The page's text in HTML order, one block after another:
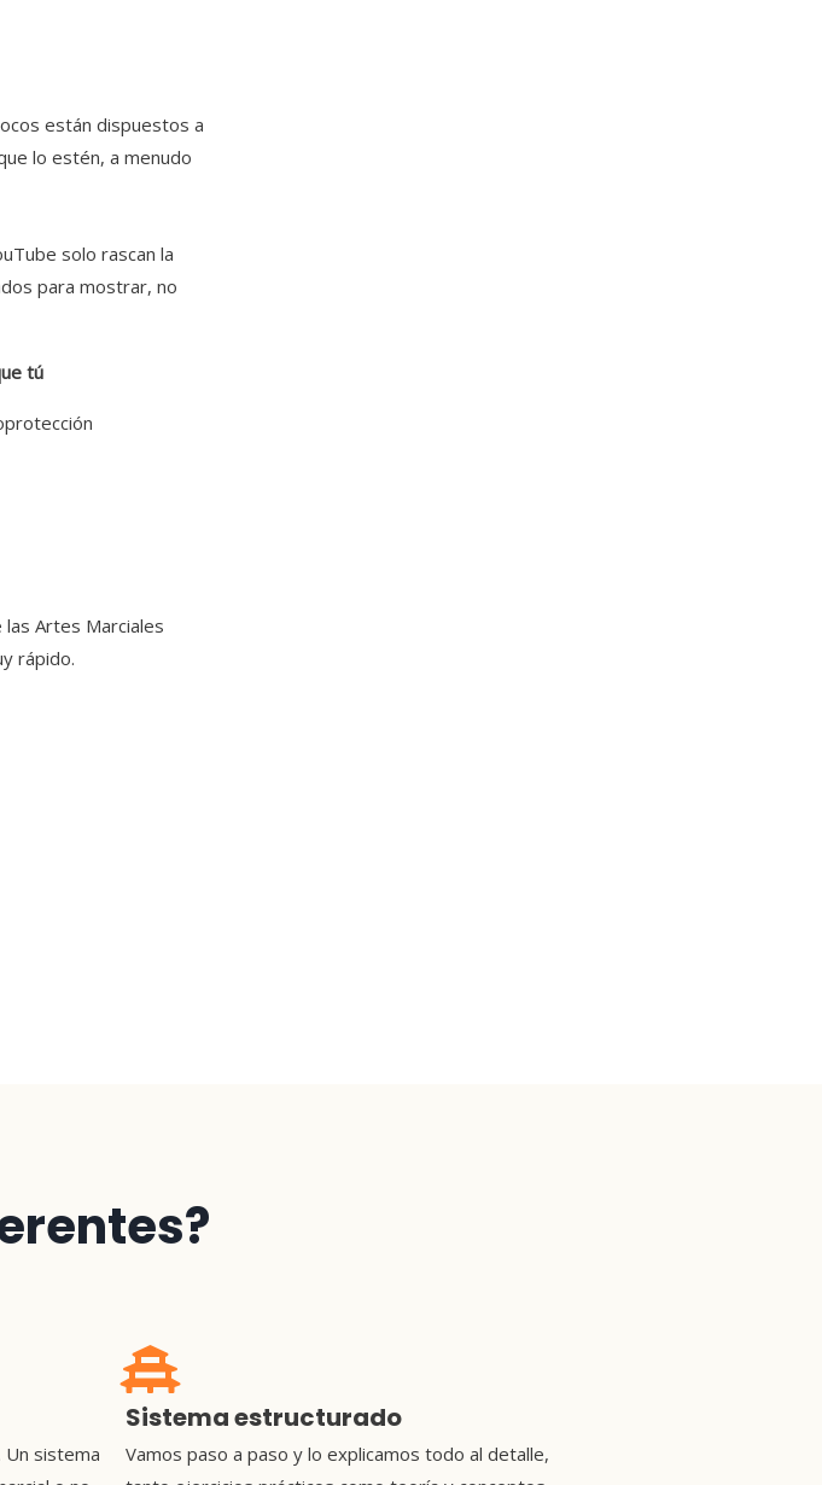
están dispuestos a
lo estén, a menudo
solo rascan la
para mostrar, no
tú
Artes Marciales
rápido.
Un sistema
Sistema estructurado
Vamos paso a paso y lo explicamos todo al detalle,